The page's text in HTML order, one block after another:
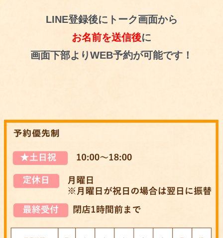
LINE登録後にトーク画面から
お名前を送信後に
画面下部よりWEB予約が可能です！